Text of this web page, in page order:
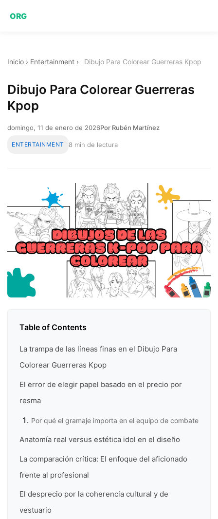
ORG
Inicio › Entertainment › Dibujo Para Colorear Guerreras Kpop
Dibujo Para Colorear Guerreras
Kpop
domingo, 11 de enero de 2026Por Rubén Martínez
ENTERTAINMENT 8 min de lectura
Table of Contents
La trampa de las líneas finas en el Dibujo Para
Colorear Guerreras Kpop
El error de elegir papel basado en el precio por
resma
Por qué el gramaje importa en el equipo de combate
Anatomía real versus estética idol en el diseño
La comparación crítica: El enfoque del aficionado
frente al profesional
El desprecio por la coherencia cultural y de
vestuario